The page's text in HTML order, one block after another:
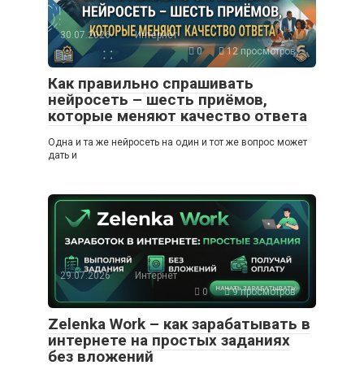
30.07.2026
Интернет
0
12 просмотров
Как правильно спрашивать
нейросеть – шесть приёмов,
которые меняют качество ответа
Одна и та же нейросеть на один и тот же вопрос может
дать и
29.07.2026
Интернет
0
9 просмотров
Zelenka Work – как зарабатывать в
интернете на простых заданиях
без вложений